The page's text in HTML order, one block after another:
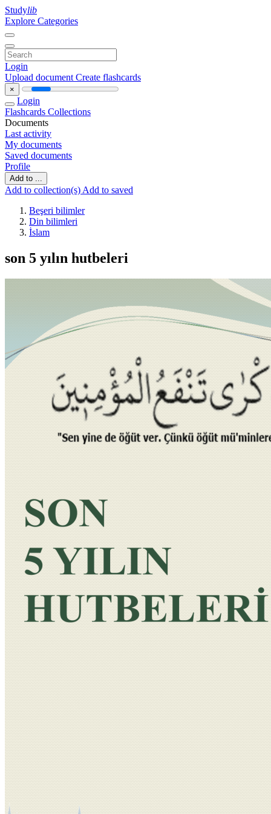
Studylib
Explore Categories
Login
Upload document Create flashcards
×
Login
Flashcards Collections
Documents
Last activity
My documents
Saved documents
Profile
Add to ...
Add to collection(s) Add to saved
Beşeri bilimler
Din bilimleri
İslam
son 5 yılın hutbeleri